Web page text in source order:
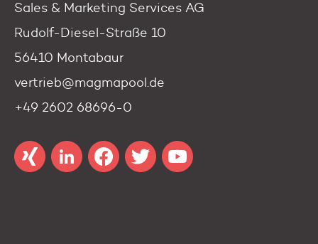
Sales & Marketing Services AG
Rudolf-Diesel-Straße 10
56410 Montabaur
vertrieb@magmapool.de
+49 2602 68696-0